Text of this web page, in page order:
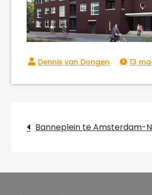
13
Bericht
Banneplein te Amsterdam-